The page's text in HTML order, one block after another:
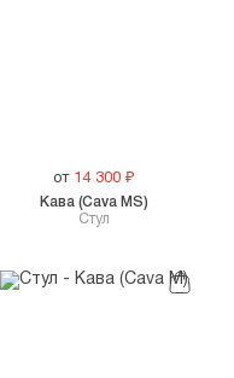
от 14 300₽
Стул
Кава (Cava MS)